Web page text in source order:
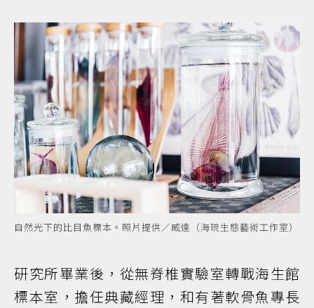
自然光下的比目魚標本。照片提供／威達（海琉生態藝術工作室）
研究所畢業後，從無脊椎實驗室轉戰海生館
標本室，擔任典藏經理，和有著軟骨魚專長